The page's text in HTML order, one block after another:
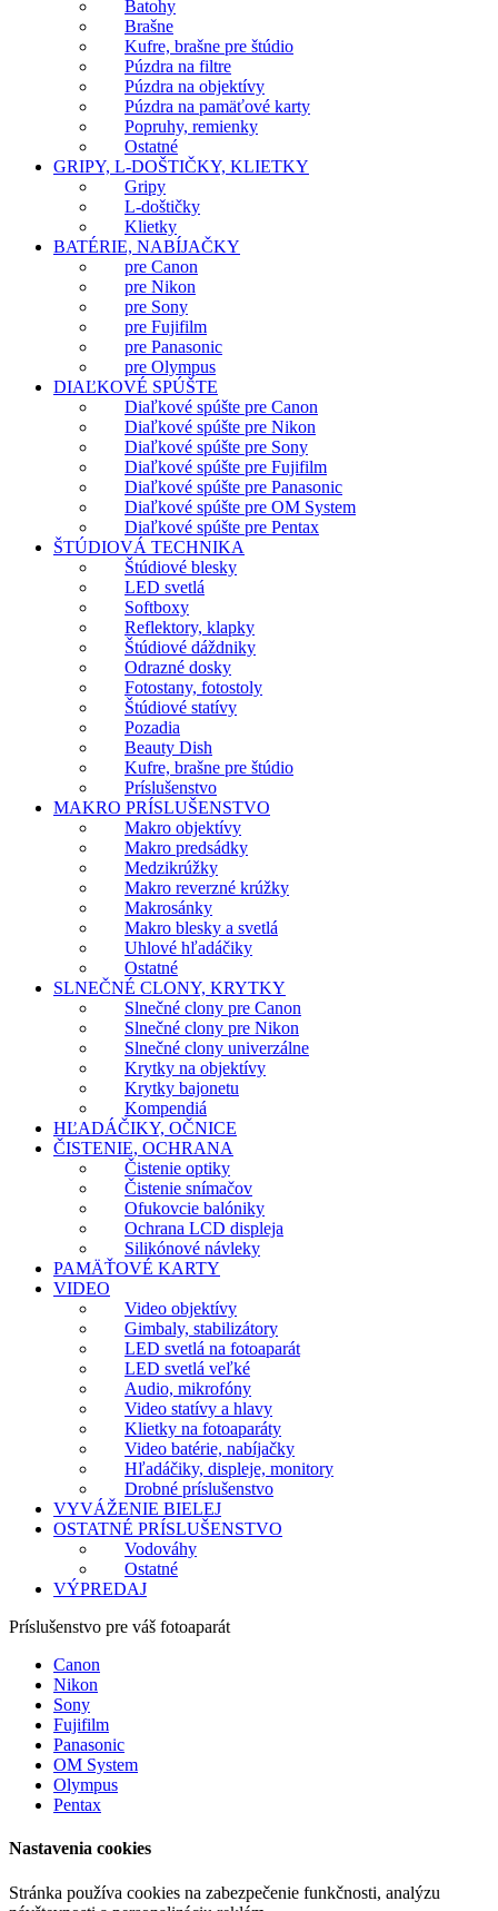
Batohy
Brašne
Kufre, brašne pre štúdio
Púzdra na filtre
Púzdra na objektívy
Púzdra na pamäťové karty
Popruhy, remienky
Ostatné
GRIPY, L-DOŠTIČKY, KLIETKY
Gripy
L-doštičky
Klietky
BATÉRIE, NABÍJAČKY
pre Canon
pre Nikon
pre Sony
pre Fujifilm
pre Panasonic
pre Olympus
DIAĽKOVÉ SPÚŠTE
Diaľkové spúšte pre Canon
Diaľkové spúšte pre Nikon
Diaľkové spúšte pre Sony
Diaľkové spúšte pre Fujifilm
Diaľkové spúšte pre Panasonic
Diaľkové spúšte pre OM System
Diaľkové spúšte pre Pentax
ŠTÚDIOVÁ TECHNIKA
Štúdiové blesky
LED svetlá
Softboxy
Reflektory, klapky
Štúdiové dáždniky
Odrazné dosky
Fotostany, fotostoly
Štúdiové statívy
Pozadia
Beauty Dish
Kufre, brašne pre štúdio
Príslušenstvo
MAKRO PRÍSLUŠENSTVO
Makro objektívy
Makro predsádky
Medzikrúžky
Makro reverzné krúžky
Makrosánky
Makro blesky a svetlá
Uhlové hľadáčiky
Ostatné
SLNEČNÉ CLONY, KRYTKY
Slnečné clony pre Canon
Slnečné clony pre Nikon
Slnečné clony univerzálne
Krytky na objektívy
Krytky bajonetu
Kompendiá
HĽADÁČIKY, OČNICE
ČISTENIE, OCHRANA
Čistenie optiky
Čistenie snímačov
Ofukovcie balóniky
Ochrana LCD displeja
Silikónové návleky
PAMÄŤOVÉ KARTY
VIDEO
Video objektívy
Gimbaly, stabilizátory
LED svetlá na fotoaparát
LED svetlá veľké
Audio, mikrofóny
Video statívy a hlavy
Klietky na fotoaparáty
Video batérie, nabíjačky
Hľadáčiky, displeje, monitory
Drobné príslušenstvo
VYVÁŽENIE BIELEJ
OSTATNÉ PRÍSLUŠENSTVO
Vodováhy
Ostatné
VÝPREDAJ
Príslušenstvo pre váš fotoaparát
Canon
Nikon
Sony
Fujifilm
Panasonic
OM System
Olympus
Pentax
Nastavenia cookies
Stránka používa cookies na zabezpečenie funkčnosti, analýzu